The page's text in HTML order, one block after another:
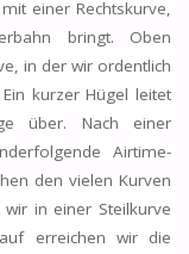
einer Rechtskurve,
bringt. Oben
in der wir ordentlich
kurzer Hügel leitet
über. Nach einer
Airtime-
den vielen Kurven
in einer Steilkurve
erreichen wir die